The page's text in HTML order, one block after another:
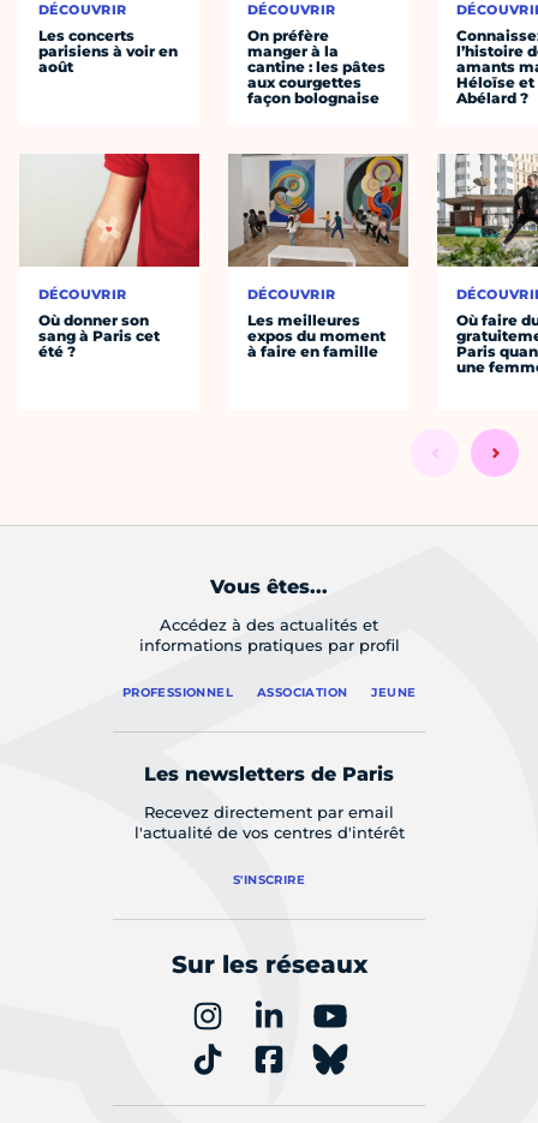
DÉCOUVRIR
Les concerts
parisiens à voir en
août
DÉCOUVRIR
Où donner son
sang à Paris cet
été ?
DÉCOUVRIR
On préfère
manger à la
cantine : les pâtes
aux courgettes
façon bolognaise
DÉCOUVRIR
Les meilleures
expos du moment
à faire en famille
l’histoire
amants
Héloïse et
Abélard ?
Où faire
Paris
une
Vous êtes...
Accédez à des actualités et
informations pratiques par profil
PROFESSIONNEL ASSOCIATION JEUNE
Les newsletters de Paris
Recevez directement par email
l'actualité de vos centres d'intérêt
S'INSCRIRE
Sur les réseaux